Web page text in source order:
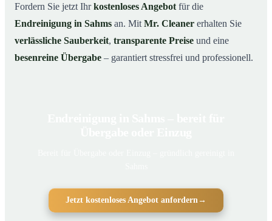
Fordern Sie jetzt Ihrkostenloses Angebot für die
Endreinigung in Sahms an. Mit Mr. Cleaner erhalten Sie
verlässliche Sauberkeit, transparente Preise und eine
besenreine Übergabe – garantiert stressfrei und professionell.
Jetzt kostenloses Angebot anfordern →